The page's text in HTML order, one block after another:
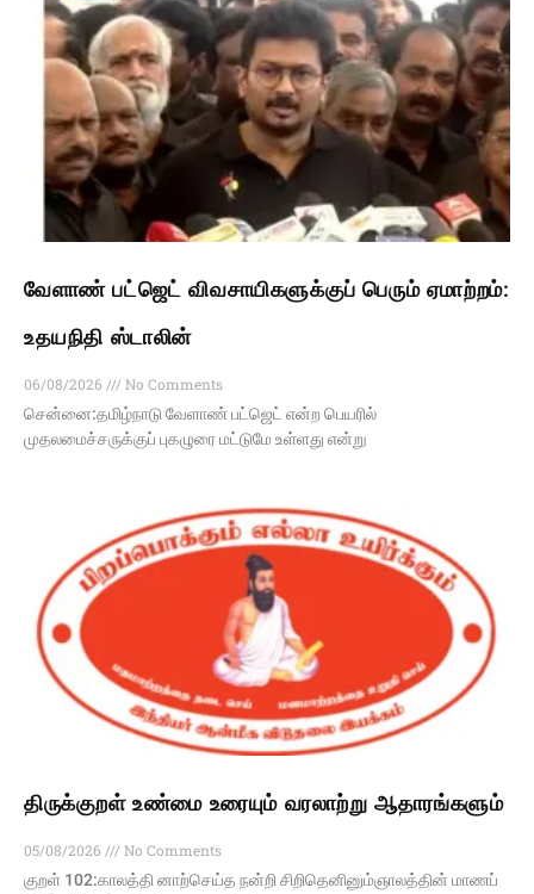
வேளாண் பட்ஜெட் விவசாயிகளுக்குப் பெரும் ஏமாற்றம்:
உதயநிதி ஸ்டாலின்
06/08/2026
No Comments
சென்னை:தமிழ்நாடு வேளாண் பட்ஜெட் என்ற பெயரில்
முதலமைச்சருக்குப் புகழுரை மட்டுமே உள்ளது என்று
திருக்குறள் உண்மை உரையும் வரலாற்று ஆதாரங்களும்
05/08/2026
No Comments
குறள் 102:காலத்தி னாற்செய்த நன்றி சிறிதெனினும்ஞாலத்தின் மாணப்